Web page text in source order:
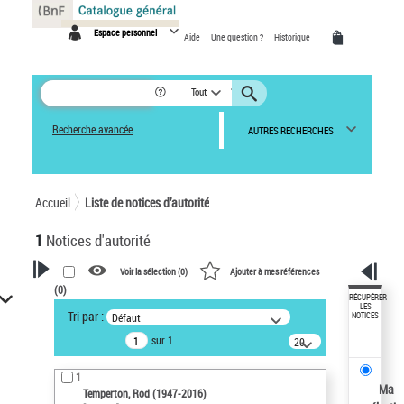
Espace personnel Aide Une question ? Historique
Tout
Recherche avancée AUTRES RECHERCHES
Accueil Liste de notices d’autorité
1 Notices d'autorité
VOTRE RECHERCHE
Recherche avancée dans les
notices d’autorité
Œuvres liées à l'auteur :
Temperton, Rod (1947-2016)
Voir la sélection (0) Ajouter à mes références
(0)
Tri par : Défaut
sur 1
20
résultats/page
1
Temperton, Rod (1947-2016)
RÉCUPÉRER
LES
NOTICES
Ma
Panneau de gestion des cookies